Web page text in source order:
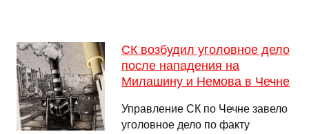
СК возбудил уголовное дело
после нападения на
Милашину и Немова в Чечне
Управление СК по Чечне завело
уголовное дело по факту